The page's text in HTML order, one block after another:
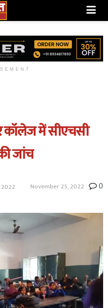
कॉलेज में सीएचसी
जांच
November 25, 2022 0